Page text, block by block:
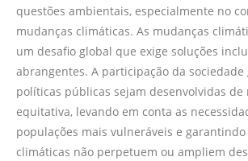
questões ambientais, especialmente no
mudanças climáticas. As mudanças
um desafio global que exige soluções
abrangentes. A participação da sociedade
políticas públicas sejam desenvolvidas de
equitativa, levando em conta as
populações mais vulneráveis e garantindo
climáticas não perpetuem ou ampliem